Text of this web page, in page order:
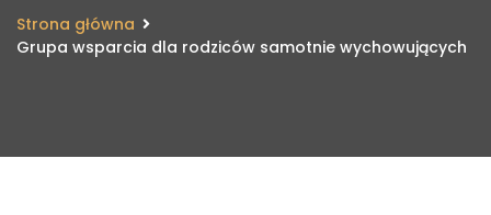
Strona główna
Grupa wsparcia dla rodziców samotnie wychowujących